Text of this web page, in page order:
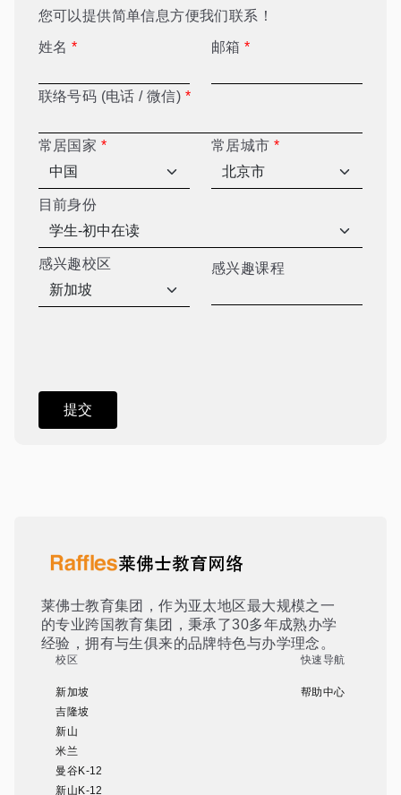
您可以提供简单信息方便我们联系！
姓名 * 邮箱*
联络号码 (电话 / 微信) *
常居国家 * 常居城市*
目前身份
感兴趣校区 感兴趣课程
莱佛士教育集团，作为亚太地区最大规模之一
的专业跨国教育集团，秉承了30多年成熟办学
经验，拥有与生俱来的品牌特色与办学理念。
校区
新加坡
吉隆坡
新山
米兰
曼谷K-12
新山K-12
快速导航
帮助中心